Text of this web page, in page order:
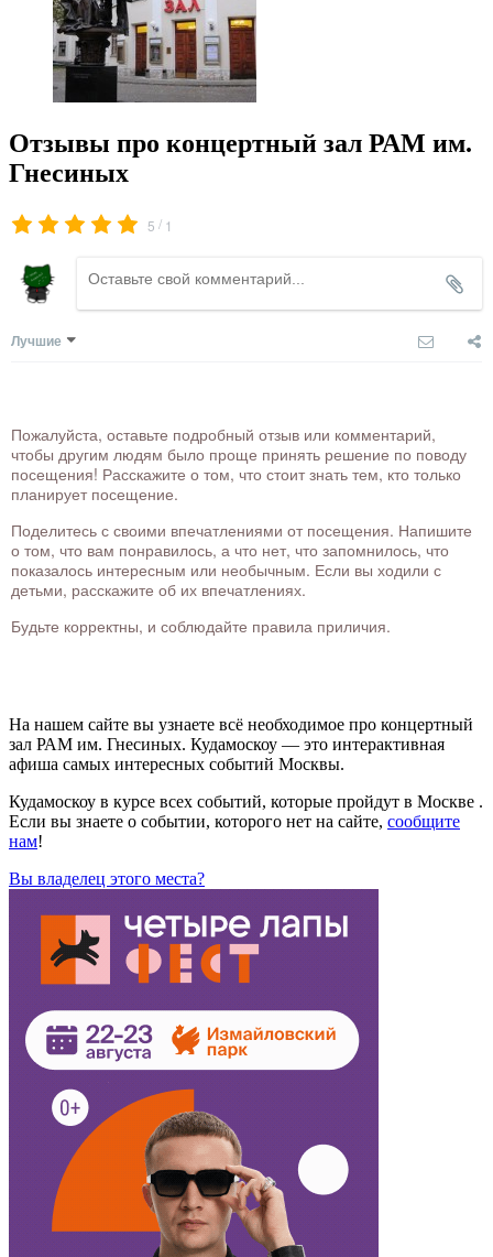
Отзывы про концертный зал РАМ им.
Гнесиных
5 / 1
Лучшие
Пожалуйста, оставьте подробный отзыв или комментарий,
чтобы другим людям было проще принять решение по поводу
посещения! Расскажите о том, что стоит знать тем, кто только
планирует посещение.
Поделитесь с своими впечатлениями от посещения. Напишите
о том, что вам понравилось, а что нет, что запомнилось, что
показалось интересным или необычным. Если вы ходили с
детьми, расскажите об их впечатлениях.
Будьте корректны, и соблюдайте правила приличия.
На нашем сайте вы узнаете всё необходимое про концертный
зал РАМ им. Гнесиных. Кудамоскоу — это интерактивная
афиша самых интересных событий Москвы.
Кудамоскоу в курсе всех событий, которые пройдут в Москве .
Если вы знаете о событии, которого нет на сайте, сообщите
нам!
Вы владелец этого места?